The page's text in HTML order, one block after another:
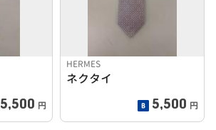
5,500 円
HERMES
ネクタイ
5,500 円